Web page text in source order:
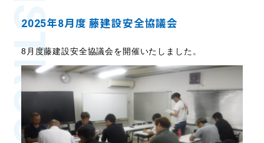
2025年8月度 藤建設安全協議会
8月度藤建設安全協議会を開催いたしました。